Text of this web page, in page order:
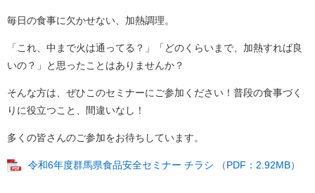
毎日の食事に欠かせない、加熱調理。
「これ、中まで火は通ってる？」「どのくらいまで、加熱すれば良
いの？」と思ったことはありませんか？
そんな方は、ぜひこのセミナーにご参加ください！普段の食事づく
りに役立つこと、間違いなし！
多くの皆さんのご参加をお待ちしています。
令和6年度群馬県食品安全セミナー チラシ （PDF：2.92MB）